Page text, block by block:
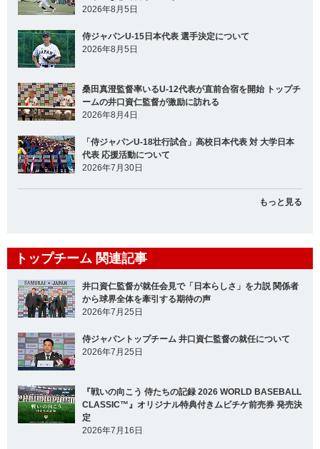
2026年8月5日
侍ジャパンU-15日本代表 選手決定について
2026年8月5日
桑田真澄監督率いるU-12代表が直前合宿を開始 トップチ
ームの井口資仁監督が激励に訪れる
2026年8月4日
「侍ジャパンU-18壮行試合」高校日本代表 対 大学日本
代表 応援活動について
2026年7月30日
もっと見る
トップチーム 関連記事
井口資仁監督が就任会見で「日本らしさ」を力説 関係者
から球界全体を牽引する期待の声
2026年7月25日
侍ジャパントップチーム 井口資仁監督の就任について
2026年7月25日
『戦いの向こう 侍たちの記録 2026 WORLD BASEBALL
CLASSIC™』オリジナル特典付きムビチケ前売券 発売決
定
2026年7月16日